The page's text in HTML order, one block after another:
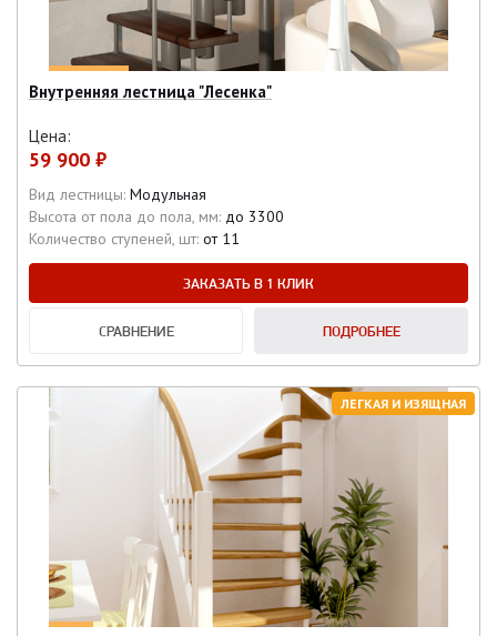
Внутренняя лестница "Лесенка"
Цена:
59 900 ₽
Вид лестницы: Модульная
Высота от пола до пола, мм: до 3300
Количество ступеней, шт: от 11
ЗАКАЗАТЬ В 1 КЛИК
СРАВНЕНИЕ ПОДРОБНЕЕ
ЛЕГКАЯ И ИЗЯЩНАЯ